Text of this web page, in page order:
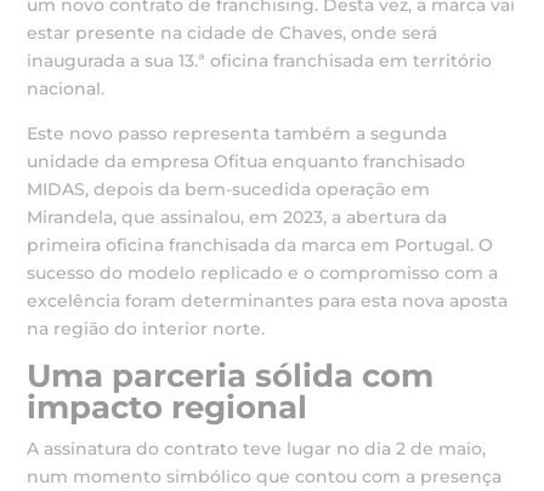
um novo contrato de franchising. Desta vez, a marca vai
estar presente na cidade de Chaves, onde será
inaugurada a sua 13.ª oficina franchisada em território
nacional.
Este novo passo representa também a segunda
unidade da empresa Ofitua enquanto franchisado
MIDAS, depois da bem-sucedida operação em
Mirandela, que assinalou, em 2023, a abertura da
primeira oficina franchisada da marca em Portugal. O
sucesso do modelo replicado e o compromisso com a
excelência foram determinantes para esta nova aposta
na região do interior norte.
Uma parceria sólida com
impacto regional
A assinatura do contrato teve lugar no dia 2 de maio,
num momento simbólico que contou com a presença